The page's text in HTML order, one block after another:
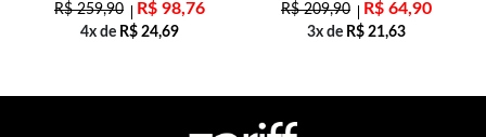
R$259,90 R$ 98,76
4x de R$ 24,69
R$209,90 R$ 64,90
3x de R$ 21,63